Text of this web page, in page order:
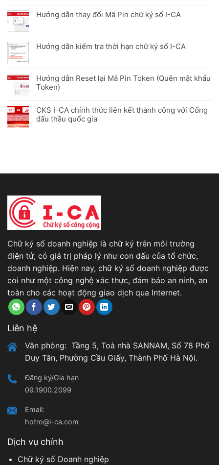
Hướng dẫn thay đổi Mã Pin chữ ký số I-CA
Hướng dẫn kiểm tra thời hạn chữ ký số I-CA
Hướng dẫn Reset lại Mã Pin Token (Quên mật khẩu
Token)
CKS I-CA chính thức liên kết thành công với Cổng
đấu thầu quốc gia
Chữ ký số doanh nghiệp là chữ ký trên môi trường
điện tử, có giá trị pháp lý như con dấu của tổ chức,
doanh nghiệp. Hiện nay, chữ ký số doanh nghiệp được
coi như một công nghệ xác thực, đảm bảo an ninh, an
toàn cho các hoạt động giao dịch qua Internet.
Liên hệ
Văn phòng: Tầng 5, Toà nhà SANNAM, Số 78 Phố
Duy Tân, Phường Cầu Giấy, Thành Phố Hà Nội.
Đăng ký/Gia hạn
09.1900.2099
Email:
hotro@i-ca.com
Dịch vụ chính
Chữ ký số Doanh nghiệp